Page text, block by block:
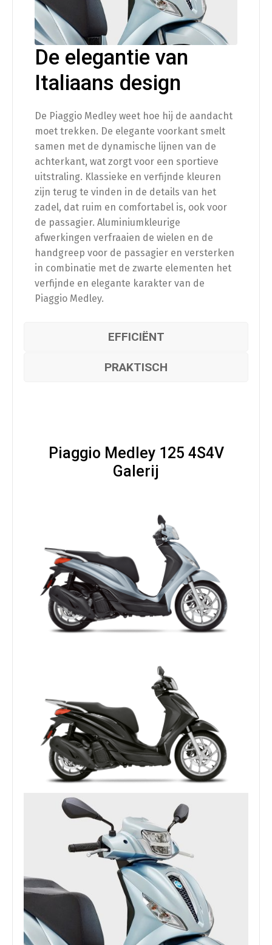
De elegantie van
Italiaans design
De Piaggio Medley weet hoe hij de aandacht
moet trekken. De elegante voorkant smelt
samen met de dynamische lijnen van de
achterkant, wat zorgt voor een sportieve
uitstraling. Klassieke en verfijnde kleuren
zijn terug te vinden in de details van het
zadel, dat ruim en comfortabel is, ook voor
de passagier. Aluminiumkleurige
afwerkingen verfraaien de wielen en de
handgreep voor de passagier en versterken
in combinatie met de zwarte elementen het
verfijnde en elegante karakter van de
Piaggio Medley.
EFFICIËNT
PRAKTISCH
Piaggio Medley 125 4S4V
Galerij